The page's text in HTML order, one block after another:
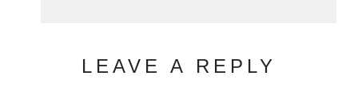
LEAVE A REPLY